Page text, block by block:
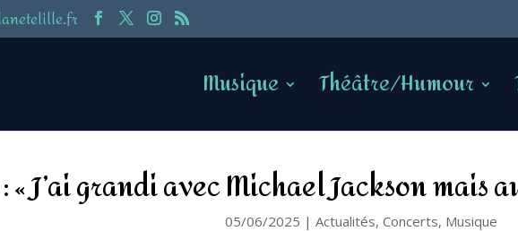
Musique Théâtre/Humour
« J’ai grandi avec Michael Jackson mais
05/06/2025 | Actualités, Concerts, Musique